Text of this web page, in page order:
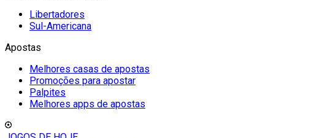
Libertadores
Sul-Americana
Apostas
Melhores casas de apostas
Promoções para apostar
Palpites
Melhores apps de apostas